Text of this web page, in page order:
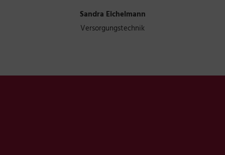
Sandra Eichelmann
Versorgungstechnik